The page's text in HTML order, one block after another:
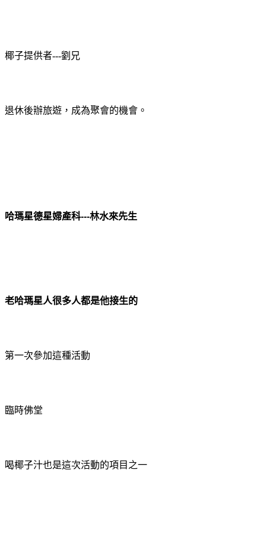
椰子提供者---劉兄
退休後辦旅遊，成為聚會的機會。
哈瑪星德星婦產科---林水來先生
老哈瑪星人很多人都是他接生的
第一次參加這種活動
臨時佛堂
喝椰子汁也是這次活動的項目之一